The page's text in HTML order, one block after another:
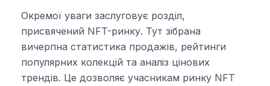
Окремої уваги заслуговує розділ,
присвячений NFT-ринку. Тут зібрана
вичерпна статистика продажів, рейтинги
популярних колекцій та аналіз цінових
трендів. Це дозволяє учасникам ринку NFT